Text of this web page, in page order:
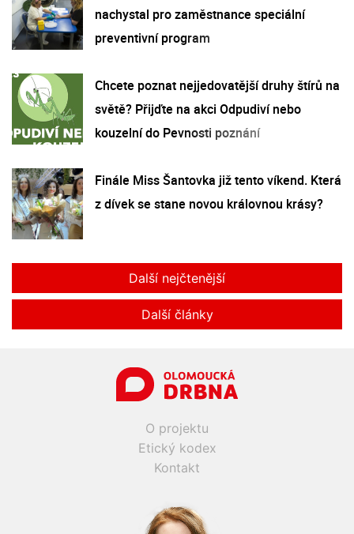
nachystal pro zaměstnance speciální
preventivní program
Chcete poznat nejjedovatější druhy štírů na
světě? Přijďte na akci Odpudiví nebo
kouzelní do Pevnosti poznání
Finále Miss Šantovka již tento víkend. Která
z dívek se stane novou královnou krásy?
Další nejčtenější
Další články
O projektu
Etický kodex
Kontakt